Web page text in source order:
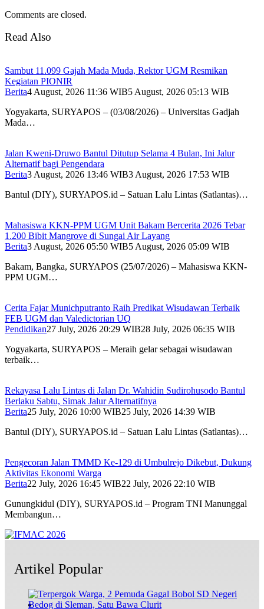
Comments are closed.
Read Also
Sambut 11.099 Gajah Mada Muda, Rektor UGM Resmikan
Kegiatan PIONIR
Berita4 August, 2026 11:36 WIB5 August, 2026 05:13 WIB
Yogyakarta, SURYAPOS – (03/08/2026) – Universitas Gadjah
Mada…
Jalan Kweni-Druwo Bantul Ditutup Selama 4 Bulan, Ini Jalur
Alternatif bagi Pengendara
Berita3 August, 2026 13:46 WIB3 August, 2026 17:53 WIB
Bantul (DIY), SURYAPOS.id – Satuan Lalu Lintas (Satlantas)…
Mahasiswa KKN-PPM UGM Unit Bakam Bercerita 2026 Tebar
1.200 Bibit Mangrove di Sungai Air Layang
Berita3 August, 2026 05:50 WIB5 August, 2026 05:09 WIB
Bakam, Bangka, SURYAPOS (25/07/2026) – Mahasiswa KKN-
PPM UGM…
Cerita Fajar Munichputranto Raih Predikat Wisudawan Terbaik
FEB UGM dan Valedictorian UQ
Pendidikan27 July, 2026 20:29 WIB28 July, 2026 06:35 WIB
Yogyakarta, SURYAPOS – Meraih gelar sebagai wisudawan
terbaik…
Rekayasa Lalu Lintas di Jalan Dr. Wahidin Sudirohusodo Bantul
Berlaku Sabtu, Simak Jalur Alternatifnya
Berita25 July, 2026 10:00 WIB25 July, 2026 14:39 WIB
Bantul (DIY), SURYAPOS.id – Satuan Lalu Lintas (Satlantas)…
Pengecoran Jalan TMMD Ke-129 di Umbulrejo Dikebut, Dukung
Aktivitas Ekonomi Warga
Berita22 July, 2026 16:45 WIB22 July, 2026 22:10 WIB
Gunungkidul (DIY), SURYAPOS.id – Program TNI Manunggal
Membangun…
Artikel Popular